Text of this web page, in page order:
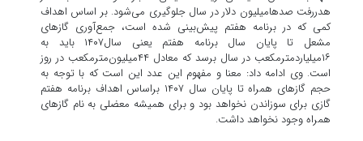
هدررفت صدها‌میلیون دلار در سال جلوگیری می‌شود. بر اساس اهداف
کمی که در برنامه هفتم پیش‌بینی شده است، جمع‌آوری گاز‌های
مشعل تا پایان سال برنامه هفتم یعنی سال۱۴۰۷ باید به
۱۶‌میلیارد‌مترمکعب در سال برسد که معادل ۴۴میلیون‌مترمکعب در روز
است. وی ادامه داد: معنا و مفهوم این عدد این است که با توجه به
حجم گاز‌های همراه تا پایان سال ۱۴۰۷ براساس اهداف برنامه هفتم
گازی برای سوزاندن نخواهد بود و برای همیشه معضلی به نام گاز‌های
همراه وجود نخواهد داشت.